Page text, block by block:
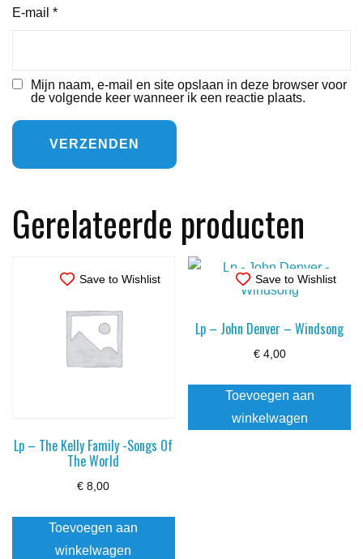
E-mail *
Mijn naam, e-mail en site opslaan in deze browser voor
de volgende keer wanneer ik een reactie plaats.
Gerelateerde producten
Save to Wishlist
Lp – The Kelly Family -Songs Of
The World
€ 8,00
Toevoegen aan
winkelwagen
Save to Wishlist
Lp – John Denver – Windsong
€4,00
Toevoegen aan
winkelwagen